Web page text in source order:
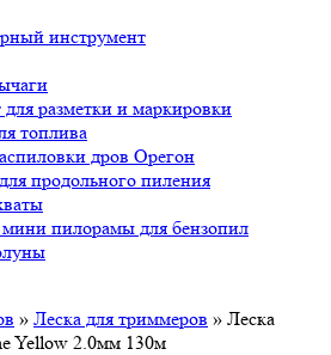
инструмент
разметки и маркировки
топлива
дров Орегон
продольного пиления
пилорамы для бензопил
» Леска для триммеров » Леска
Yellow 2.0мм 130м